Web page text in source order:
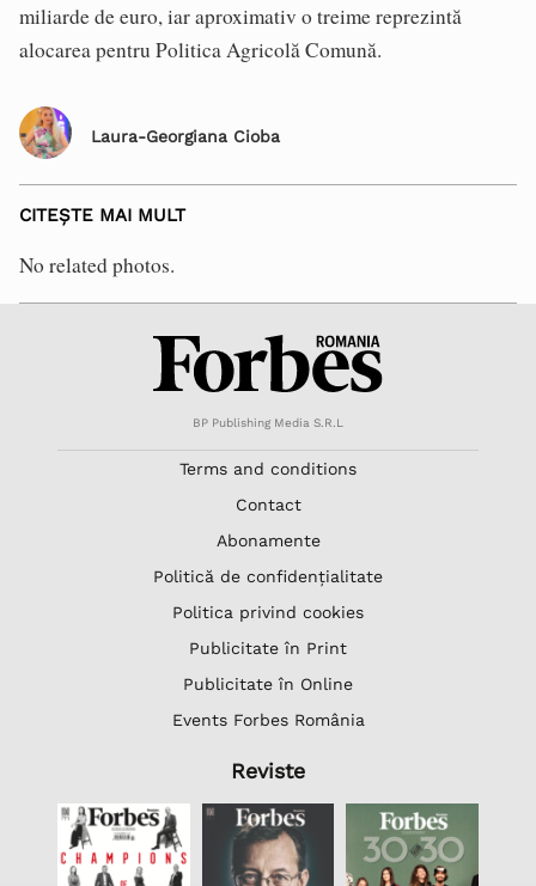
miliarde de euro, iar aproximativ o treime reprezintă
alocarea pentru Politica Agricolă Comună.
Laura-Georgiana Cioba
CITEȘTE MAI MULT
No related photos.
BP Publishing Media S.R.L
Terms and conditions
Contact
Abonamente
Politică de confidențialitate
Politica privind cookies
Publicitate în Print
Publicitate în Online
Events Forbes România
Reviste